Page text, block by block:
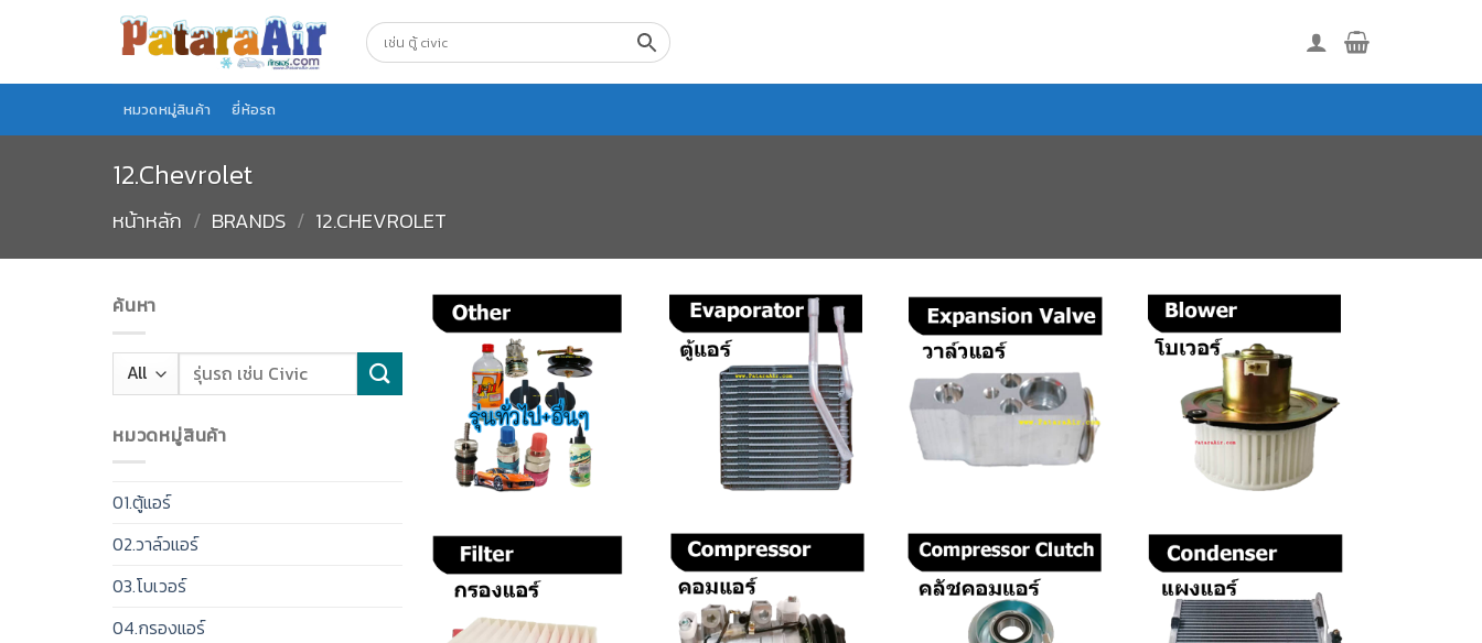
หมวดหมู่สินค้า ยี่ห้อรถ
12.Chevrolet
หน้าหลัก / BRANDS / 12.CHEVROLET
ค้นหา
หมวดหมู่สินค้า
01.ตู้แอร์
02.วาล์วแอร์
03.โบเวอร์
04.กรองแอร์